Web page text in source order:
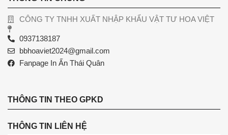
CÔNG TY TNHH XUẤT NHẬP KHẨU VẬT TƯ HOA VIỆT
0937138187
bbhoaviet2024@gmail.com
Fanpage In Ấn Thái Quân
THÔNG TIN THEO GPKD
THÔNG TIN LIÊN HỆ